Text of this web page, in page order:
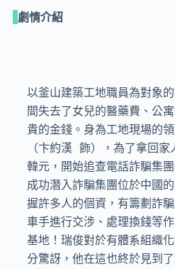
劇情介紹
以釜山建築工地職員為對象
間失去了女兒的醫藥費、公
貴的金錢。身為工地現場的
（卞約漢 飾），為了拿回
韓元，開始追查電話詐騙集
成功潛入詐騙集團位於中國
握許多人的個資，有籌劃詐
車手進行交涉、處理換錢等
基地！瑞俊對於有體系組織
分驚訝，他在這也終於見到